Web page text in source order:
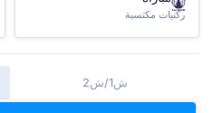
ركنيات مكتسبة
ش1/ش2